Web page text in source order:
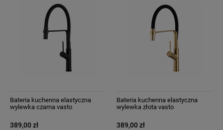
Bateria kuchenna elastyczna
wylewka czarna vasto
389,00 zł
Bateria kuchenna elastyczna
wylewka złota vasto
389,00 zł